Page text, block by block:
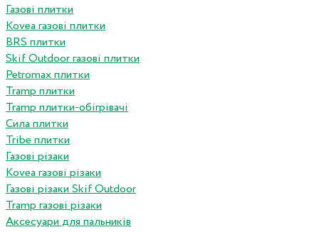
Газові плитки
Kovea газові плитки
BRS плитки
Skif Outdoor газові плитки
Petromax плитки
Tramp плитки
Tramp плитки-обігрівачі
Сила плитки
Tribe плитки
Газові різаки
Kovea газові різаки
Газові різаки Skif Outdoor
Tramp газові різаки
Аксесуари для пальників